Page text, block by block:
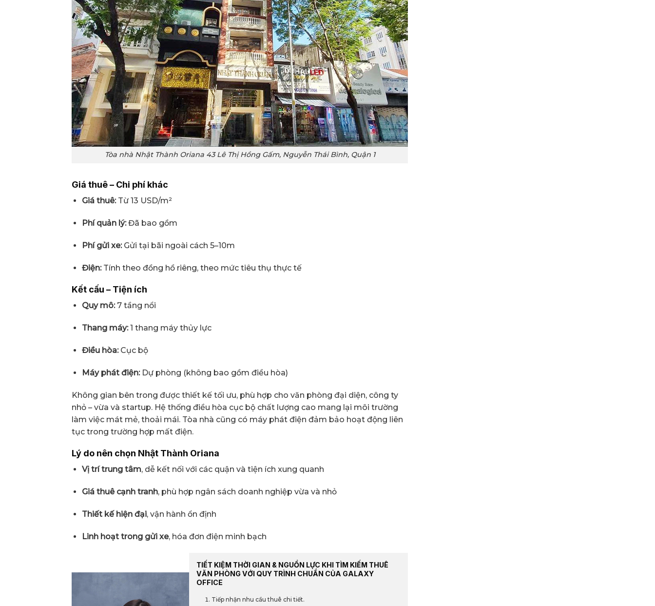
Tòa nhà Nhật Thành Oriana 43 Lê Thị Hồng Gấm, Nguyễn Thái Bình, Quận 1
Giá thuê – Chi phí khác
Giá thuê:Từ 13 USD/m²
Phí quản lý:Đã bao gồm
Phí gửi xe:Gửi tại bãi ngoài cách 5–10m
Điện:Tính theo đồng hồ riêng, theo mức tiêu thụ thực tế
Kết cấu – Tiện ích
Quy mô:7 tầng nổi
Thang máy:1 thang máy thủy lực
Điều hòa:Cục bộ
Máy phát điện:Dự phòng (không bao gồm điều hòa)
Không gian bên trong được thiết kế tối ưu, phù hợp cho văn phòng đại diện, công ty
nhỏ – vừa và startup. Hệ thống điều hòa cục bộ chất lượng cao mang lại môi trường
làm việc mát mẻ, thoải mái. Tòa nhà cũng có máy phát điện đảm bảo hoạt động liên
tục trong trường hợp mất điện.
Lý do nên chọn Nhật Thành Oriana
Vị trí trung tâm, dễ kết nối với các quận và tiện ích xung quanh
Giá thuê cạnh tranh, phù hợp ngân sách doanh nghiệp vừa và nhỏ
Thiết kế hiện đại, vận hành ổn định
Linh hoạt trong gửi xe, hóa đơn điện minh bạch
TIẾT KIỆM THỜI GIAN & NGUỒN LỰC KHI TÌM KIẾM THUÊ
VĂN PHÒNG VỚI QUY TRÌNH CHUẨN CỦA GALAXY
OFFICE
Tiếp nhận nhu cầu thuê chi tiết.